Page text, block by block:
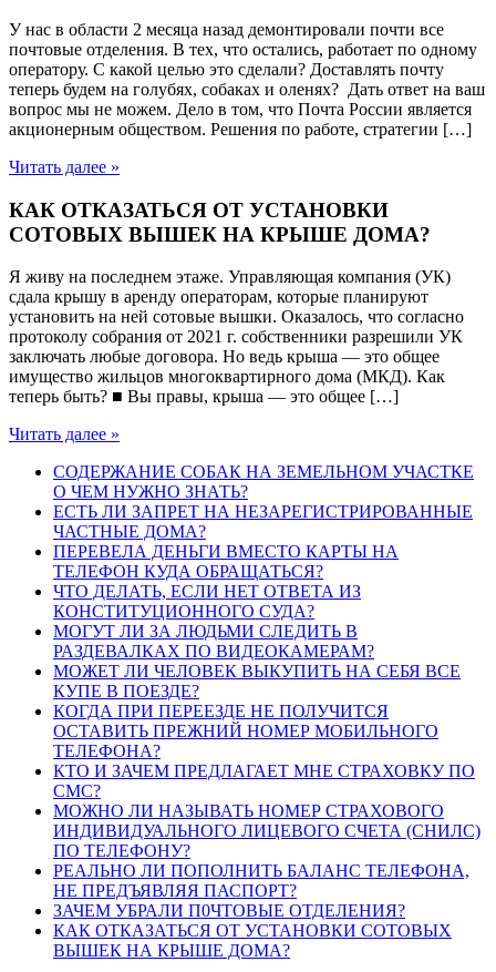
У нас в области 2 месяца назад демонтировали почти все
почтовые отделения. В тех, что остались, работает по одному
оператору. С какой целью это сделали? Доставлять почту
теперь будем на голубях, собаках и оленях? Дать ответ на ваш
вопрос мы не можем. Дело в том, что Почта России является
акционерным обществом. Решения по работе, стратегии […]
Читать далее »
КАК ОТКАЗАТЬСЯ ОТ УСТАНОВКИ
СОТОВЫХ ВЫШЕК НА КРЫШЕ ДОМА?
Я живу на последнем этаже. Управляющая компания (УК)
сдала крышу в аренду операторам, которые планируют
установить на ней сотовые вышки. Оказалось, что согласно
протоколу собрания от 2021 г. собственники разрешили УК
заключать любые договора. Но ведь крыша — это общее
имущество жильцов многоквартирного дома (МКД). Как
теперь быть? ■ Вы правы, крыша — это общее […]
Читать далее »
СОДЕРЖАНИЕ СОБАК НА ЗЕМЕЛЬНОМ УЧАСТКЕ
О ЧЕМ НУЖНО ЗНАТЬ?
ЕСТЬ ЛИ ЗАПРЕТ НА НЕЗАРЕГИСТРИРОВАННЫЕ
ЧАСТНЫЕ ДОМА?
ПЕРЕВЕЛА ДЕНЬГИ ВМЕСТО КАРТЫ НА
ТЕЛЕФОН КУДА ОБРАЩАТЬСЯ?
ЧТО ДЕЛАТЬ, ЕСЛИ НЕТ ОТВЕТА ИЗ
КОНСТИТУЦИОННОГО СУДА?
МОГУТ ЛИ ЗА ЛЮДЬМИ СЛЕДИТЬ В
РАЗДЕВАЛКАХ ПО ВИДЕОКАМЕРАМ?
МОЖЕТ ЛИ ЧЕЛОВЕК ВЫКУПИТЬ НА СЕБЯ ВСЕ
КУПЕ В ПОЕЗДЕ?
КОГДА ПРИ ПЕРЕЕЗДЕ НЕ ПОЛУЧИТСЯ
ОСТАВИТЬ ПРЕЖНИЙ НОМЕР МОБИЛЬНОГО
ТЕЛЕФОНА?
КТО И ЗАЧЕМ ПРЕДЛАГАЕТ МНЕ СТРАХОВКУ ПО
СМС?
МОЖНО ЛИ НАЗЫВАТЬ НОМЕР СТРАХОВОГО
ИНДИВИДУАЛЬНОГО ЛИЦЕВОГО СЧЕТА (СНИЛС)
ПО ТЕЛЕФОНУ?
РЕАЛЬНО ЛИ ПОПОЛНИТЬ БАЛАНС ТЕЛЕФОНА,
НЕ ПРЕДЪЯВЛЯЯ ПАСПОРТ?
ЗАЧЕМ УБРАЛИ П0ЧТОВЫЕ ОТДЕЛЕНИЯ?
КАК ОТКАЗАТЬСЯ ОТ УСТАНОВКИ СОТОВЫХ
ВЫШЕК НА КРЫШЕ ДОМА?